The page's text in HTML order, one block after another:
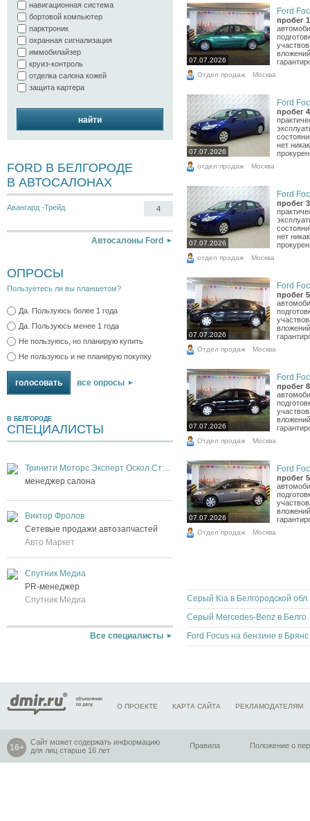
навигационная система
бортовой компьютер
парктроник
охранная сигнализация
иммобилайзер
круиз-контроль
отделка салона кожей
защита картера
найти
FORD В БЕЛГОРОДЕ
В АВТОСАЛОНАХ
Авангард -Трейд 4
Автосалоны Ford
ОПРОСЫ
Пользуетесь ли вы планшетом?
Да. Пользуюсь более 1 года
Да. Пользуюсь менее 1 года
Не пользуюсь, но планирую купить
Не пользуюсь и не планирую покупку
все опросы
В БЕЛГОРОДЕ
СПЕЦИАЛИСТЫ
Тринити Моторс Эксперт Оскол Старый Оскол
менеджер салона
Виктор Фролов
Сетевые продажи автозапчастей
Авто Маркет
Спутник Медиа
PR-менеджер
Спутник Медиа
Все специалисты
07.07.2026
Ford
пробег
Отдел продаж Москва
07.07.2026
Ford
пробег
нет
отдел продаж Москва
07.07.2026
Ford
пробег
нет
отдел продаж Москва
07.07.2026
Ford
пробег
Отдел продаж Москва
07.07.2026
Ford
пробег
Отдел продаж Москва
07.07.2026
Ford
пробег
Отдел продаж Москва
Серый
Серый
О ПРОЕКТЕ КАРТА САЙТА РЕКЛАМОДАТЕЛЯМ
Сайт может содержать информацию
для лиц старше 16 лет
Правила Положение о